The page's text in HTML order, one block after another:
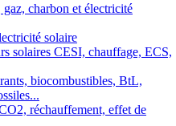
charbon et électricité
solaire
solaires CESI, chauffage, ECS,
biocombustibles, BtL,
réchauffement, effet de